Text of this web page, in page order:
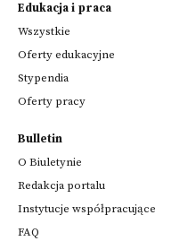
Edukacja i praca
Wszystkie
Oferty edukacyjne
Stypendia
Oferty pracy
Bulletin
O Biuletynie
Redakcja portalu
Instytucje współpracujące
FAQ